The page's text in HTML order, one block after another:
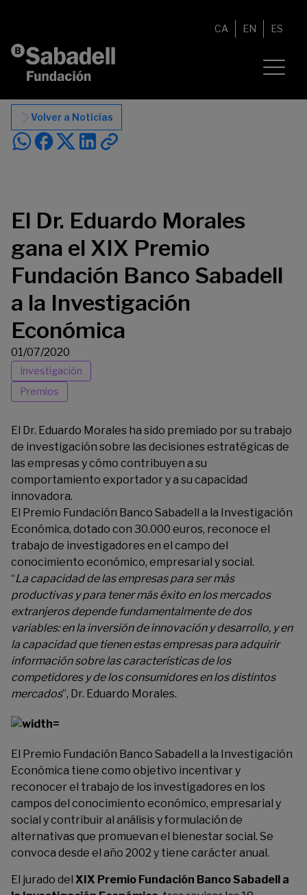
CA EN ES
Volver a Noticias
El Dr. Eduardo Morales
gana el XIX Premio
Fundación Banco Sabadell
a la Investigación
Económica
01/07/2020
Investigación
Premios
El Dr. Eduardo Morales ha sido premiado por su trabajo
de investigación sobre las decisiones estratégicas de
las empresas y cómo contribuyen a su
comportamiento exportador y a su capacidad
innovadora.
El Premio Fundación Banco Sabadell a la Investigación
Económica, dotado con 30.000 euros, reconoce el
trabajo de investigadores en el campo del
conocimiento económico, empresarial y social.
“La capacidad de las empresas para ser más
productivas y para tener más éxito en los mercados
extranjeros depende fundamentalmente de dos
variables: en la inversión de innovación y desarrollo, y en
la capacidad que tienen estas empresas para adquirir
información sobre las características de los
competidores y de los consumidores en los distintos
mercados”, Dr. Eduardo Morales.
El Premio Fundación Banco Sabadell a la Investigación
Económica tiene como objetivo incentivar y
reconocer el trabajo de los investigadores en los
campos del conocimiento económico, empresarial y
social y contribuir al análisis y formulación de
alternativas que promuevan el bienestar social. Se
convoca desde el año 2002 y tiene carácter anual.
El jurado del XIX Premio Fundación Banco Sabadell a